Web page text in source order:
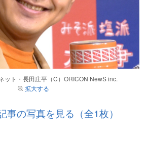
ット・長田庄平（C）ORICON NewS inc.
拡大する
事の写真を見る（全1枚）